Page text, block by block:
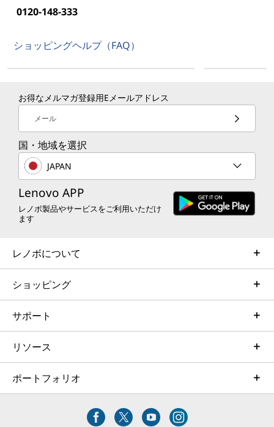
0120-148-333
ショッピングヘルプ（FAQ）
お得なメルマガ登録用Eメールアドレス
メール
国・地域を選択
JAPAN
Lenovo APP
レノボ製品やサービスをご利用いただけ
ます
レノボについて
ショッピング
サポート
リソース
ポートフォリオ